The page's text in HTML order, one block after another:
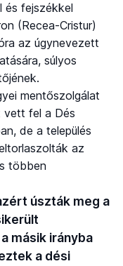
fejszékkel
(Recea-Cristur)
az úgynevezett
súlyos
mentőszolgálat
vett fel a Dés
de a település
az
többen
úszták meg a
másik irányba
a dési